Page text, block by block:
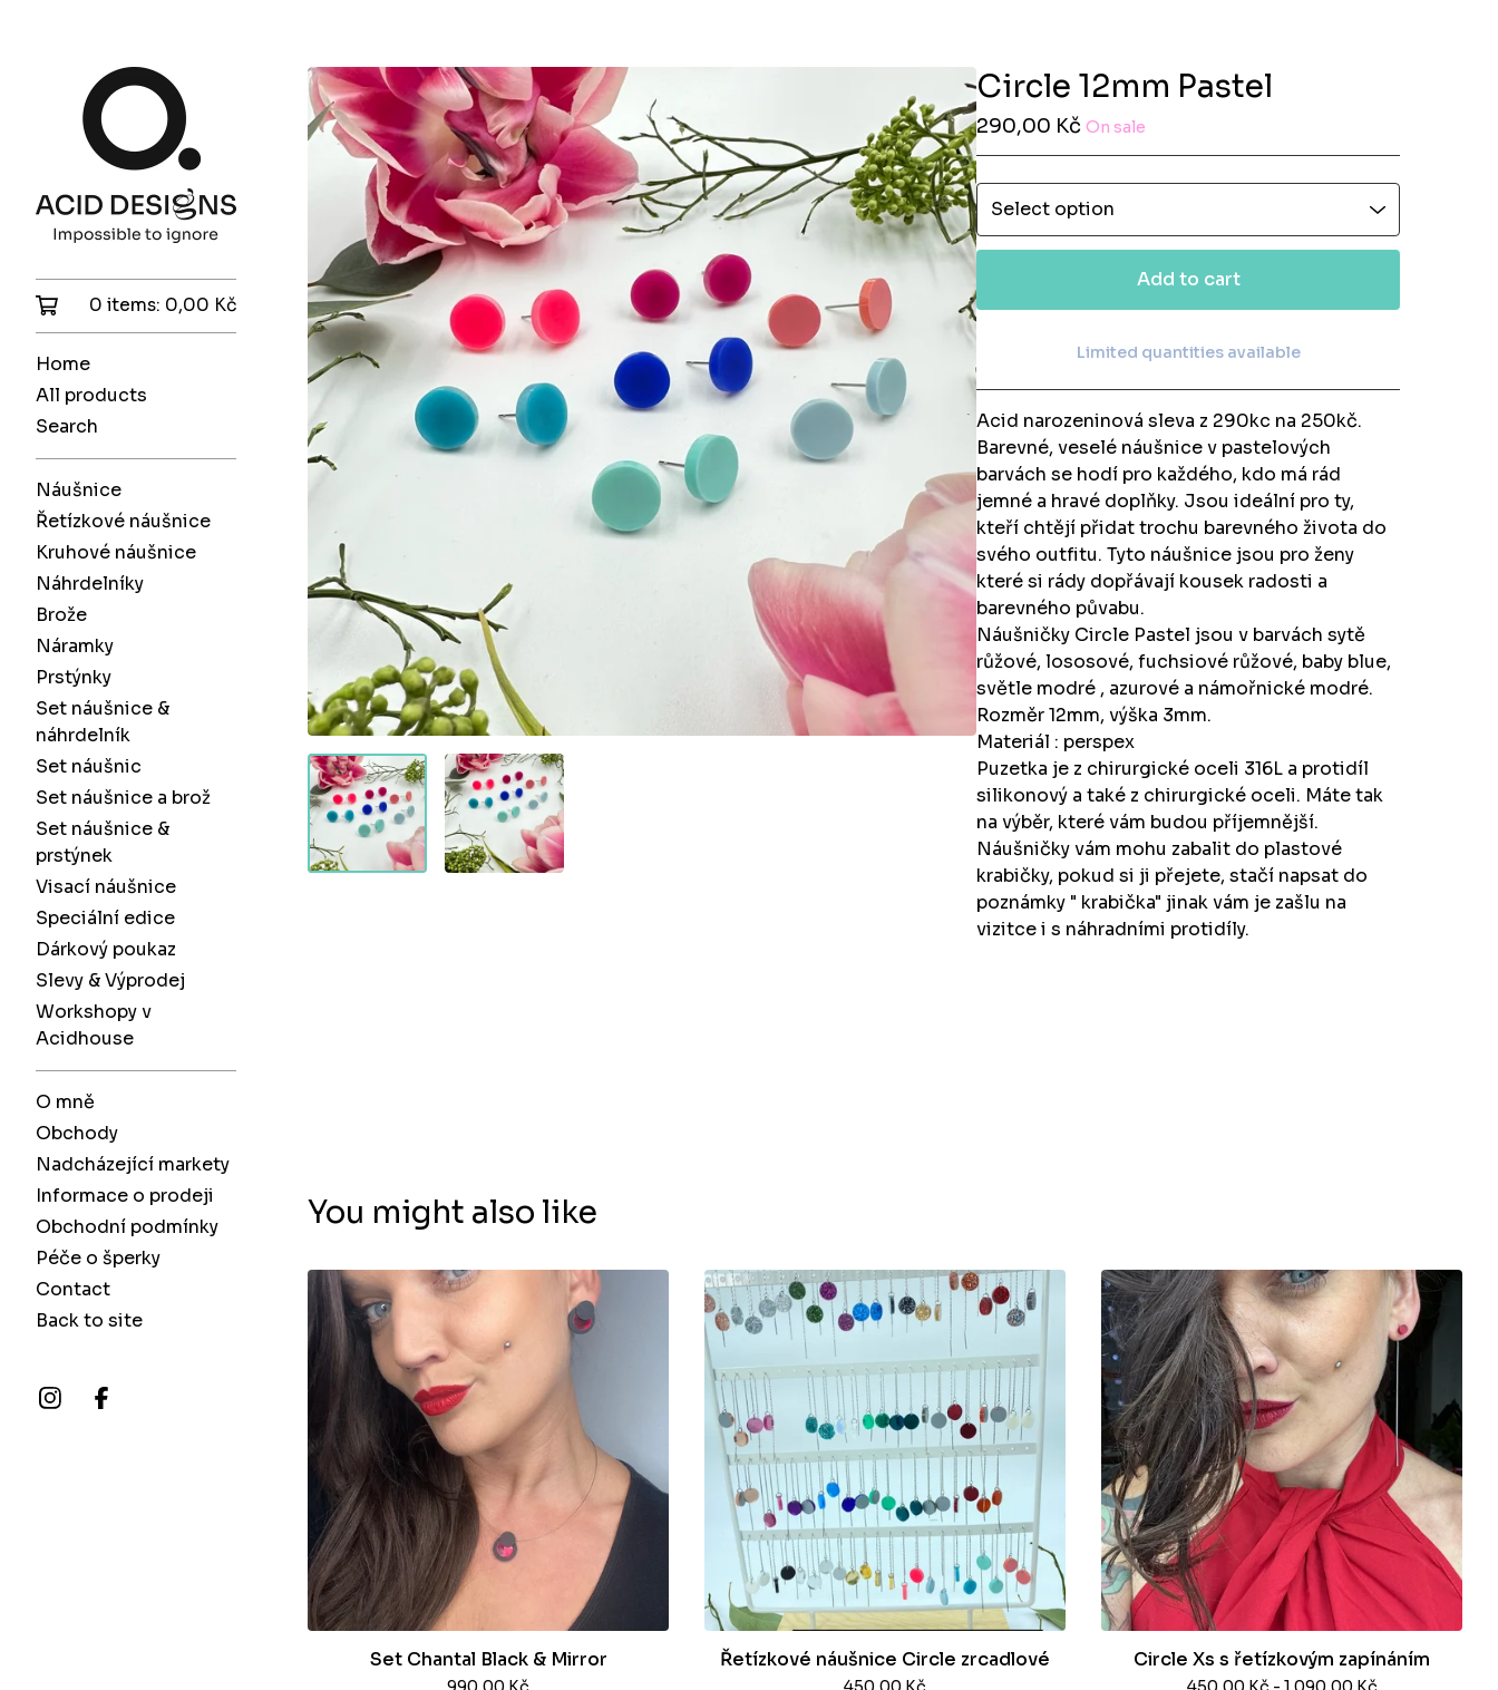
0 items: 0,00 Kč
Home
All products
Search
Náušnice
Řetízkové náušnice
Kruhové náušnice
Náhrdelníky
Brože
Náramky
Prstýnky
Set náušnice &
náhrdelník
Set náušnic
Set náušnice a brož
Set náušnice &
prstýnek
Visací náušnice
Speciální edice
Dárkový poukaz
Slevy & Výprodej
Workshopy v
Acidhouse
O mně
Obchody
Nadcházející markety
Informace o prodeji
Obchodní podmínky
Péče o šperky
Contact
Back to site
Circle 12mm Pastel
290,00 Kč On sale
Add to cart
View cart
Limited quantities available
Acid narozeninová sleva z 290kc na 250kč.
Barevné, veselé náušnice v pastelových
barvách se hodí pro každého, kdo má rád
jemné a hravé doplňky. Jsou ideální pro ty,
kteří chtějí přidat trochu barevného života do
svého outfitu. Tyto náušnice jsou pro ženy
které si rády dopřávají kousek radosti a
barevného půvabu.
Náušničky Circle Pastel jsou v barvách sytě
růžové, lososové, fuchsiové růžové, baby blue,
světle modré , azurové a námořnické modré.
Rozměr 12mm, výška 3mm.
Materiál : perspex
Puzetka je z chirurgické oceli 316L a protidíl
silikonový a také z chirurgické oceli. Máte tak
na výběr, které vám budou příjemnější.
Náušničky vám mohu zabalit do plastové
krabičky, pokud si ji přejete, stačí napsat do
poznámky " krabička" jinak vám je zašlu na
vizitce i s náhradními protidíly.
You might also like
Set Chantal Black & Mirror Řetízkové náušnice Circle zrcadlové Circle Xs s řetízkovým zapínáním